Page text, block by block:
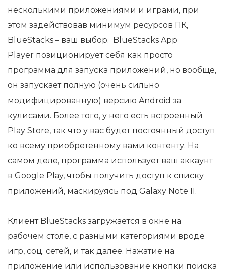
несколькими приложениями и играми, при
этом задействовав минимум ресурсов ПК,
BlueStacks – ваш выбор. BlueStacks App
Player позиционирует себя как просто
программа для запуска приложений, но вообще,
он запускает полную (очень сильно
модифицированную) версию Android за
кулисами. Более того, у него есть встроенный
Play Store, так что у вас будет постоянный доступ
ко всему приобретенному вами контенту. На
самом деле, программа использует ваш аккаунт
в Google Play, чтобы получить доступ к списку
приложений, маскируясь под Galaxy Note II.
Клиент BlueStacks загружается в окне на
рабочем столе, с разными категориями вроде
игр, соц. сетей, и так далее. Нажатие на
приложение или использование кнопки поиска